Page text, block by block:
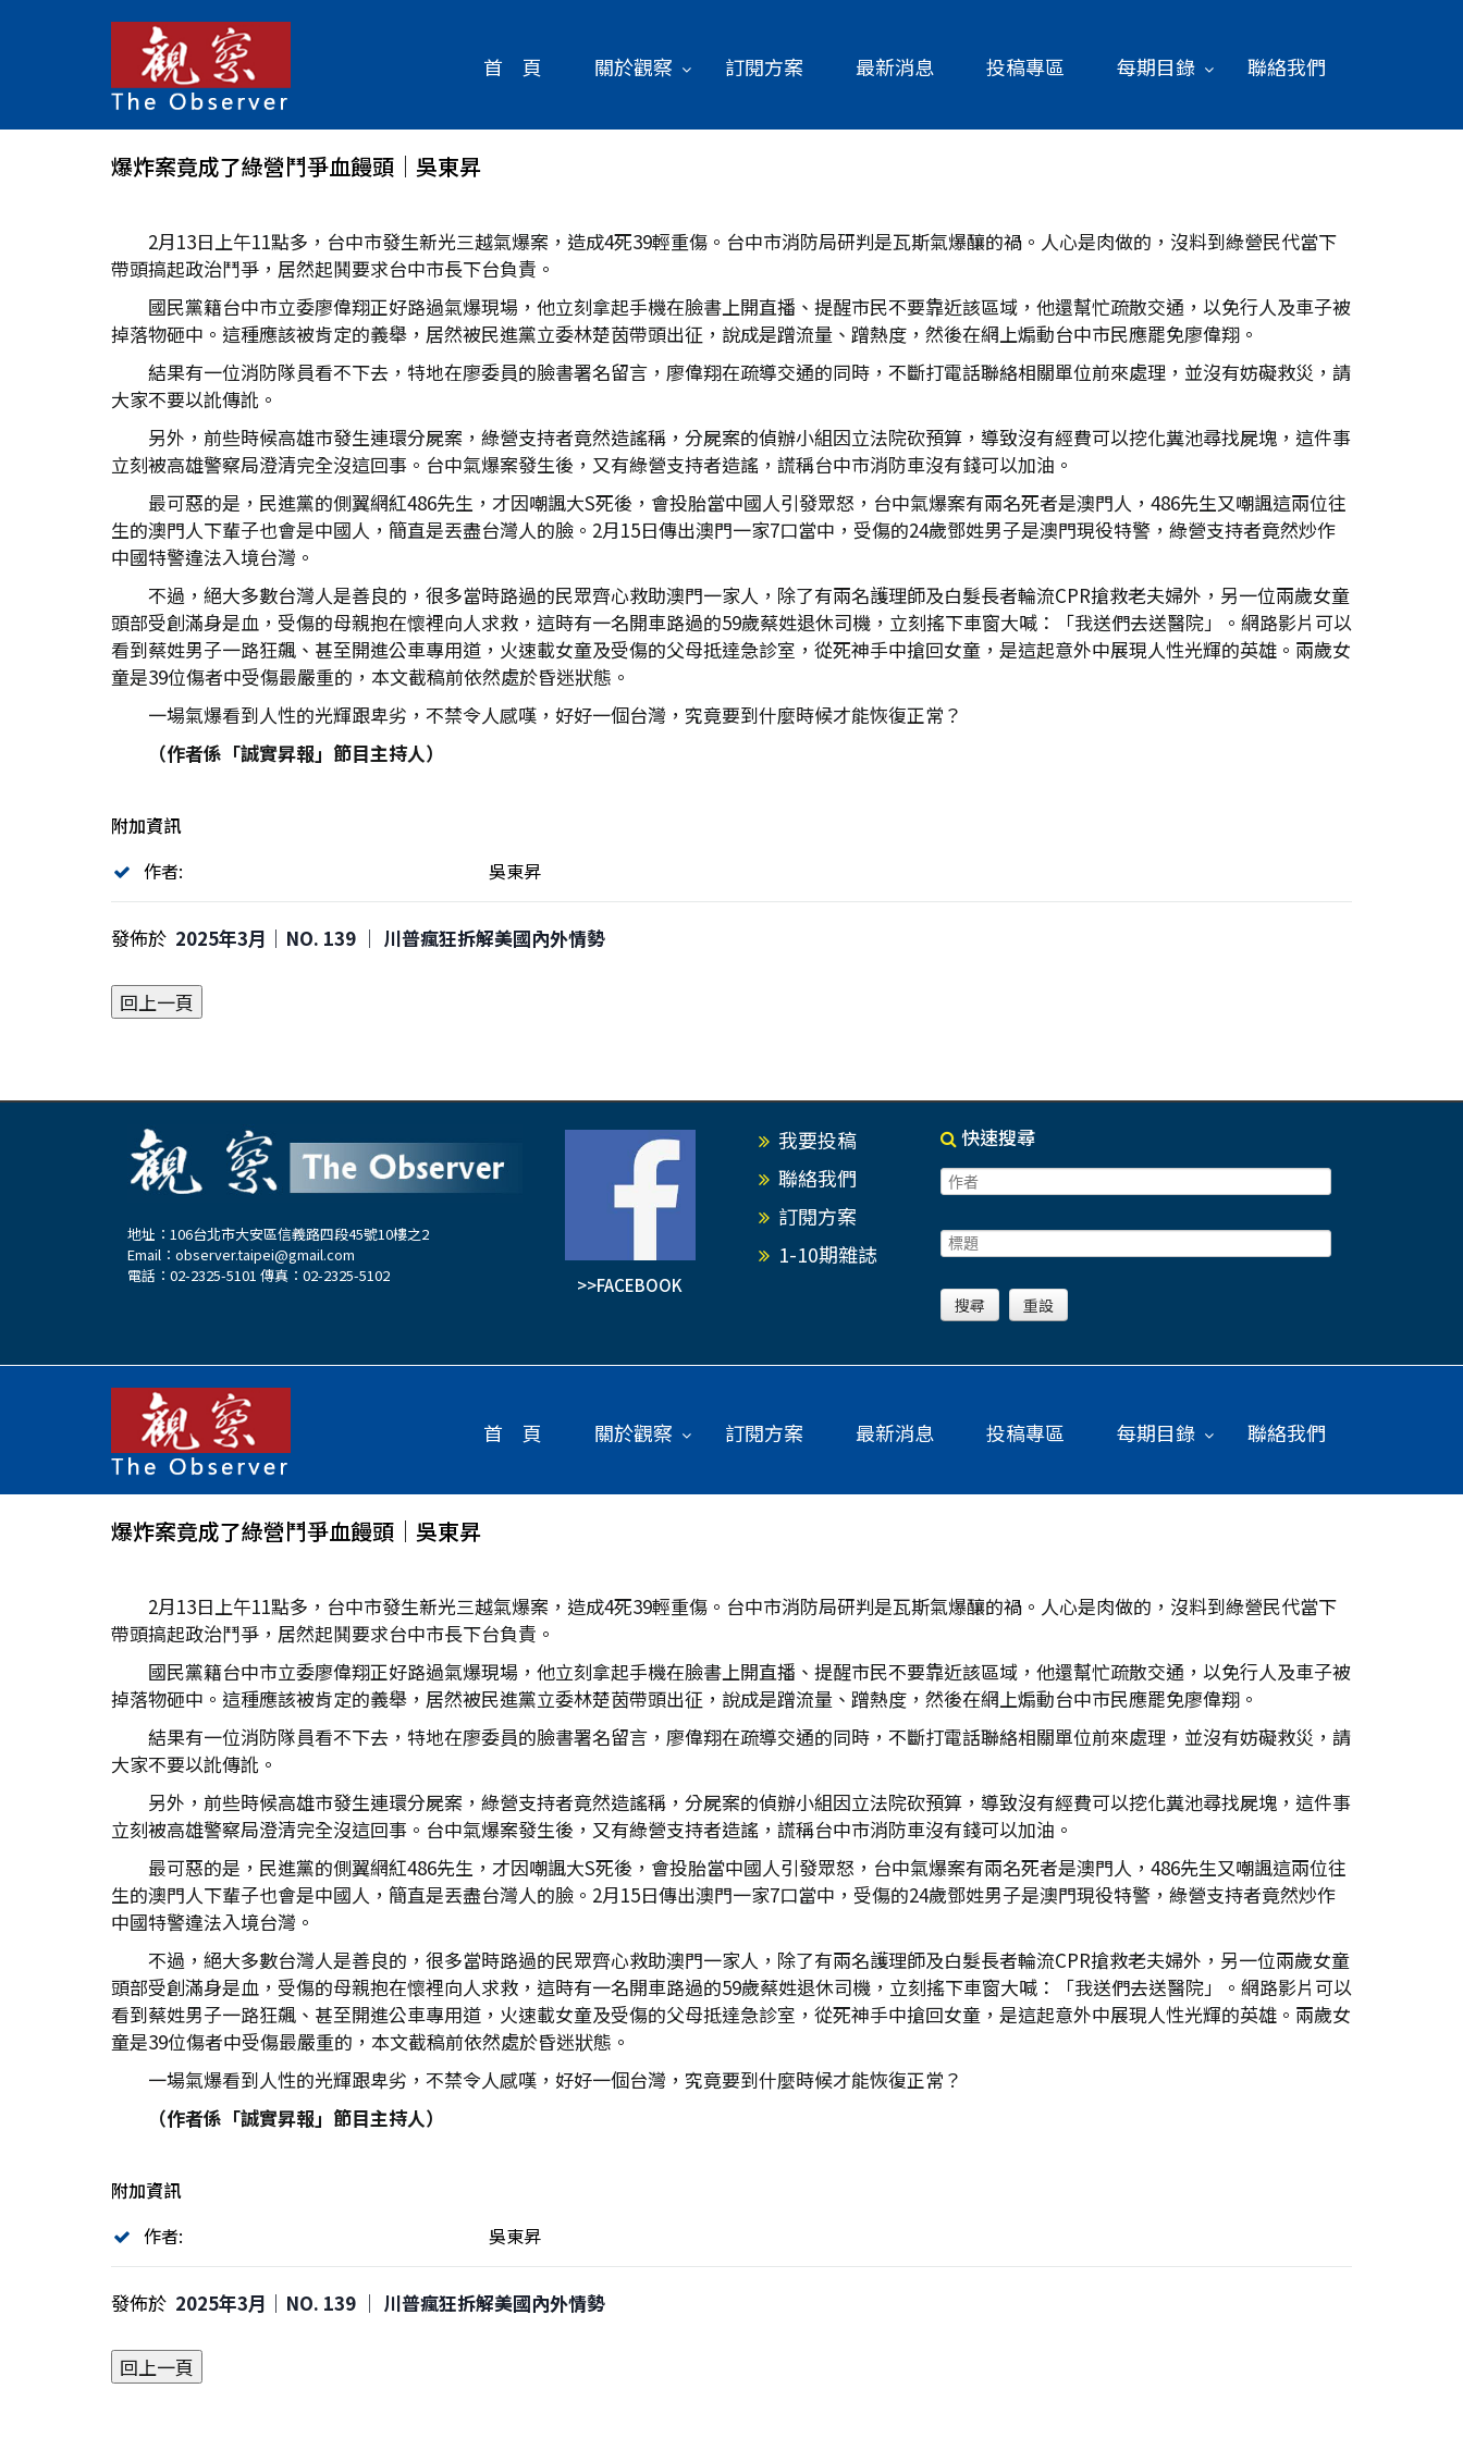
首 頁 關於觀察 訂閱方案 最新消息 投稿專區 每期目錄 聯絡我們
爆炸案竟成了綠營鬥爭血饅頭│吳東昇
2月13日上午11點多，台中市發生新光三越氣爆案，造成4死39輕重傷。台中市消防局研判是瓦斯氣爆釀的禍。人心是肉做的，沒料到綠營民代當下
帶頭搞起政治鬥爭，居然起鬨要求台中市長下台負責。
國民黨籍台中市立委廖偉翔正好路過氣爆現場，他立刻拿起手機在臉書上開直播、提醒市民不要靠近該區域，他還幫忙疏散交通，以免行人及車子被
掉落物砸中。這種應該被肯定的義舉，居然被民進黨立委林楚茵帶頭出征，說成是蹭流量、蹭熱度，然後在網上煽動台中市民應罷免廖偉翔。
結果有一位消防隊員看不下去，特地在廖委員的臉書署名留言，廖偉翔在疏導交通的同時，不斷打電話聯絡相關單位前來處理，並沒有妨礙救災，請
大家不要以訛傳訛。
另外，前些時候高雄市發生連環分屍案，綠營支持者竟然造謠稱，分屍案的偵辦小組因立法院砍預算，導致沒有經費可以挖化糞池尋找屍塊，這件事
立刻被高雄警察局澄清完全沒這回事。台中氣爆案發生後，又有綠營支持者造謠，謊稱台中市消防車沒有錢可以加油。
最可惡的是，民進黨的側翼網紅486先生，才因嘲諷大S死後，會投胎當中國人引發眾怒，台中氣爆案有兩名死者是澳門人，486先生又嘲諷這兩位往
生的澳門人下輩子也會是中國人，簡直是丟盡台灣人的臉。2月15日傳出澳門一家7口當中，受傷的24歲鄧姓男子是澳門現役特警，綠營支持者竟然炒作
中國特警違法入境台灣。
不過，絕大多數台灣人是善良的，很多當時路過的民眾齊心救助澳門一家人，除了有兩名護理師及白髮長者輪流CPR搶救老夫婦外，另一位兩歲女童
頭部受創滿身是血，受傷的母親抱在懷裡向人求救，這時有一名開車路過的59歲蔡姓退休司機，立刻搖下車窗大喊：「我送們去送醫院」。網路影片可以
看到蔡姓男子一路狂飆、甚至開進公車專用道，火速載女童及受傷的父母抵達急診室，從死神手中搶回女童，是這起意外中展現人性光輝的英雄。兩歲女
童是39位傷者中受傷最嚴重的，本文截稿前依然處於昏迷狀態。
一場氣爆看到人性的光輝跟卑劣，不禁令人感嘆，好好一個台灣，究竟要到什麼時候才能恢復正常？
（作者係「誠實昇報」節目主持人）
附加資訊
作者:
吳東昇
發佈於 2025年3月｜NO. 139 │ 川普瘋狂拆解美國內外情勢
地址：106台北市大安區信義路四段45號10樓之2
Email： observer.taipei@gmail.com
電話：02-2325-5101 傳真：02-2325-5102
>>FACEBOOK
我要投稿
聯絡我們
訂閱方案
1-10期雜誌
快速搜尋
首 頁 關於觀察 訂閱方案 最新消息 投稿專區 每期目錄 聯絡我們
爆炸案竟成了綠營鬥爭血饅頭│吳東昇
2月13日上午11點多，台中市發生新光三越氣爆案，造成4死39輕重傷。台中市消防局研判是瓦斯氣爆釀的禍。人心是肉做的，沒料到綠營民代當下
帶頭搞起政治鬥爭，居然起鬨要求台中市長下台負責。
國民黨籍台中市立委廖偉翔正好路過氣爆現場，他立刻拿起手機在臉書上開直播、提醒市民不要靠近該區域，他還幫忙疏散交通，以免行人及車子被
掉落物砸中。這種應該被肯定的義舉，居然被民進黨立委林楚茵帶頭出征，說成是蹭流量、蹭熱度，然後在網上煽動台中市民應罷免廖偉翔。
結果有一位消防隊員看不下去，特地在廖委員的臉書署名留言，廖偉翔在疏導交通的同時，不斷打電話聯絡相關單位前來處理，並沒有妨礙救災，請
大家不要以訛傳訛。
另外，前些時候高雄市發生連環分屍案，綠營支持者竟然造謠稱，分屍案的偵辦小組因立法院砍預算，導致沒有經費可以挖化糞池尋找屍塊，這件事
立刻被高雄警察局澄清完全沒這回事。台中氣爆案發生後，又有綠營支持者造謠，謊稱台中市消防車沒有錢可以加油。
最可惡的是，民進黨的側翼網紅486先生，才因嘲諷大S死後，會投胎當中國人引發眾怒，台中氣爆案有兩名死者是澳門人，486先生又嘲諷這兩位往
生的澳門人下輩子也會是中國人，簡直是丟盡台灣人的臉。2月15日傳出澳門一家7口當中，受傷的24歲鄧姓男子是澳門現役特警，綠營支持者竟然炒作
中國特警違法入境台灣。
不過，絕大多數台灣人是善良的，很多當時路過的民眾齊心救助澳門一家人，除了有兩名護理師及白髮長者輪流CPR搶救老夫婦外，另一位兩歲女童
頭部受創滿身是血，受傷的母親抱在懷裡向人求救，這時有一名開車路過的59歲蔡姓退休司機，立刻搖下車窗大喊：「我送們去送醫院」。網路影片可以
看到蔡姓男子一路狂飆、甚至開進公車專用道，火速載女童及受傷的父母抵達急診室，從死神手中搶回女童，是這起意外中展現人性光輝的英雄。兩歲女
童是39位傷者中受傷最嚴重的，本文截稿前依然處於昏迷狀態。
一場氣爆看到人性的光輝跟卑劣，不禁令人感嘆，好好一個台灣，究竟要到什麼時候才能恢復正常？
（作者係「誠實昇報」節目主持人）
附加資訊
作者:
吳東昇
發佈於 2025年3月｜NO. 139 │ 川普瘋狂拆解美國內外情勢